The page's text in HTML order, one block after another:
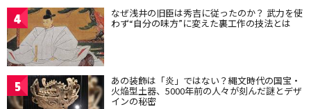
4 なぜ浅井の旧臣は秀吉に従ったのか？ 武力を使
わず“自分の味方”に変えた裏工作の技法とは
5 あの装飾は「炎」ではない？縄文時代の国宝・
火焔型土器、5000年前の人々が刻んだ謎とデザ
インの秘密